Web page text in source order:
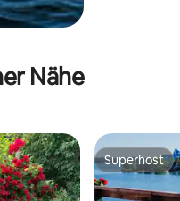
Nähe
Superhost
Superhost